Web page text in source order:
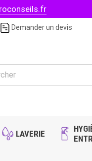
Demander un devis
LAVERIE